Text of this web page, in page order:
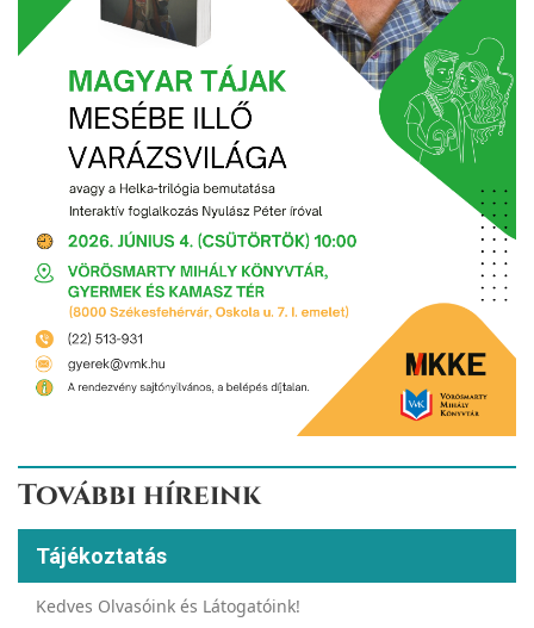
További híreink
Tájékoztatás
Kedves Olvasóink és Látogatóink!